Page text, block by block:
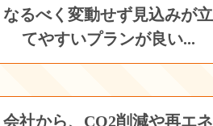
なるべく変動せず見込みが立
てやすいプランが良い...
会社から、CO2削減や再エネ